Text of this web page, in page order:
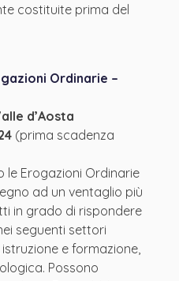
costituite prima del
Ordinarie –
d’Aosta
(prima scadenza
le Erogazioni Ordinarie
ad un ventaglio più
in grado di rispondere
seguenti settori
e formazione,
Possono